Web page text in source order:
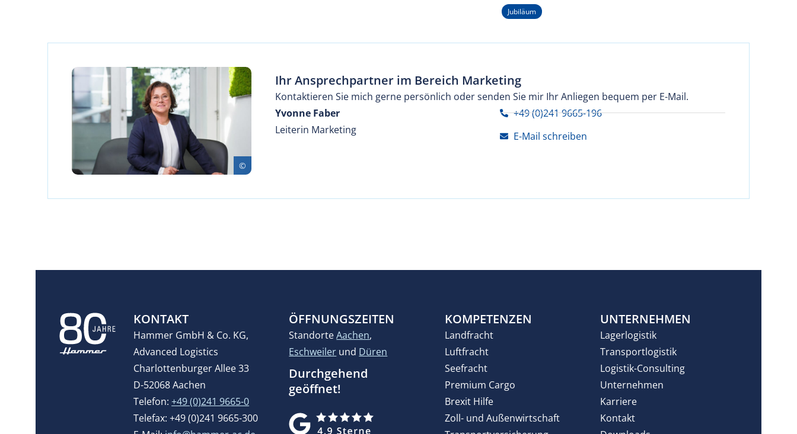
Jubiläum
Ihr Ansprechpartner im Bereich Marketing
Kontaktieren Sie mich gerne persönlich oder senden Sie mir Ihr Anliegen bequem per E-Mail.
Yvonne Faber
Leiterin Marketing
+49 (0)241 9665-196
E-Mail schreiben
KONTAKT
Hammer GmbH & Co. KG,
Advanced Logistics
Charlottenburger Allee 33
D-52068 Aachen
Telefon:+49 (0)241 9665-0
Telefax: +49 (0)241 9665-300
ÖFFNUNGSZEITEN
StandorteAachen,
Eschweiler und Düren
Durchgehend
geöffnet!
KOMPETENZEN
Landfracht
Luftfracht
Seefracht
Premium Cargo
Brexit Hilfe
Zoll- und Außenwirtschaft
UNTERNEHMEN
Lagerlogistik
Transportlogistik
Logistik-Consulting
Unternehmen
Karriere
Kontakt